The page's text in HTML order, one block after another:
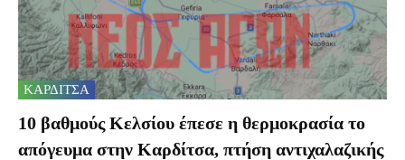
ΚΑΡΔΙΤΣΑ
10 βαθμούς Κελσίου έπεσε η θερμοκρασία το
απόγευμα στην Καρδίτσα, πτήση αντιχαλαζικής